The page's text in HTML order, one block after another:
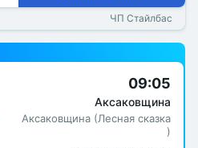
ЧП Стайлбас
09:05
Аксаковщина
Аксаковщина (Лесная сказка
)